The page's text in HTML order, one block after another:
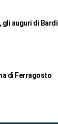
auguri di Bardi
di Ferragosto